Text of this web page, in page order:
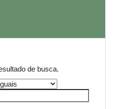
de busca.